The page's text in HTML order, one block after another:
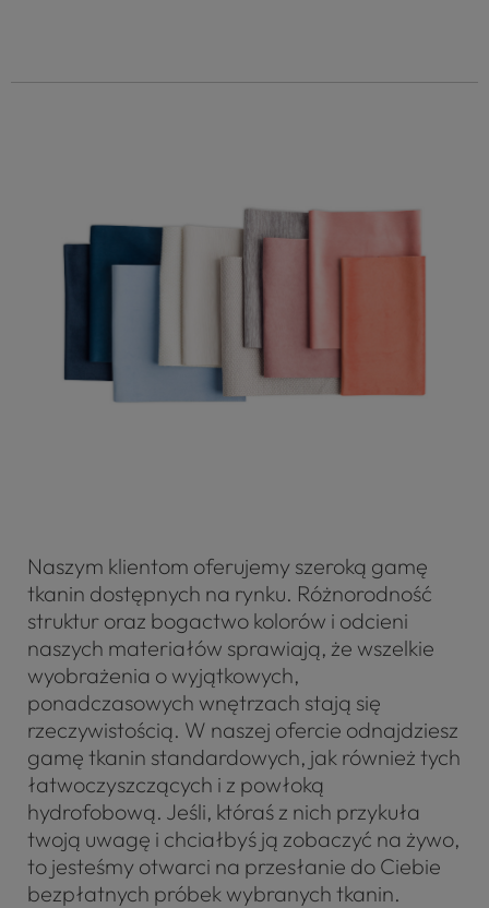
Naszym klientom oferujemy szeroką gamę
tkanin dostępnych na rynku. Różnorodność
struktur oraz bogactwo kolorów i odcieni
naszych materiałów sprawiają, że wszelkie
wyobrażenia o wyjątkowych,
ponadczasowych wnętrzach stają się
rzeczywistością. W naszej ofercie odnajdziesz
gamę tkanin standardowych, jak również tych
łatwoczyszczących i z powłoką
hydrofobową. Jeśli, któraś z nich przykuła
twoją uwagę i chciałbyś ją zobaczyć na żywo,
to jesteśmy otwarci na przesłanie do Ciebie
bezpłatnych próbek wybranych tkanin.